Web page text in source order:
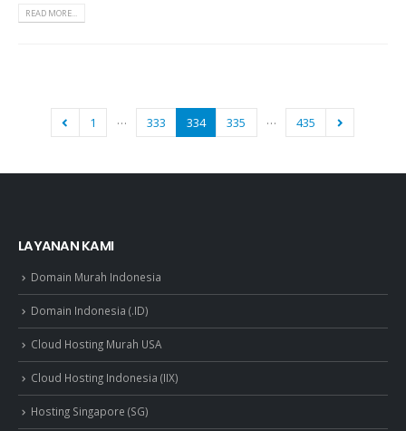
READ MORE...
1 … 333 334 335 … 435
LAYANAN KAMI
Domain Murah Indonesia
Domain Indonesia (.ID)
Cloud Hosting Murah USA
Cloud Hosting Indonesia (IIX)
Hosting Singapore (SG)